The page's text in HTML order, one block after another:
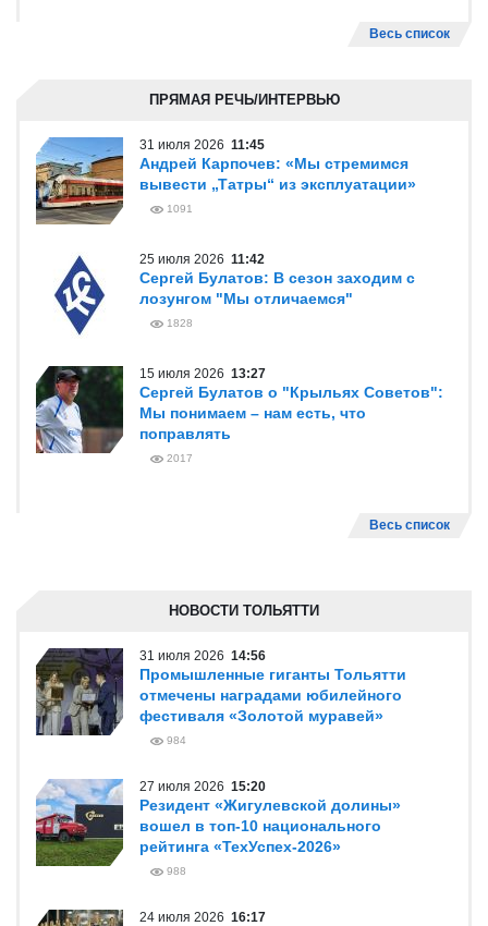
Весь список
ПРЯМАЯ РЕЧЬ/ИНТЕРВЬЮ
31 июля 2026 11:45
Андрей Карпочев: «Мы стремимся
вывести „Татры“ из эксплуатации»
1091
25 июля 2026 11:42
Сергей Булатов: В сезон заходим с
лозунгом "Мы отличаемся"
1828
15 июля 2026 13:27
Сергей Булатов о "Крыльях Советов":
Мы понимаем – нам есть, что
поправлять
2017
Весь список
НОВОСТИ ТОЛЬЯТТИ
31 июля 2026 14:56
Промышленные гиганты Тольятти
отмечены наградами юбилейного
фестиваля «Золотой муравей»
984
27 июля 2026 15:20
Резидент «Жигулевской долины»
вошел в топ-10 национального
рейтинга «ТехУспех-2026»
988
24 июля 2026 16:17